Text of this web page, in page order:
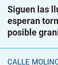
Siguen las
esperan
posible
CALLE